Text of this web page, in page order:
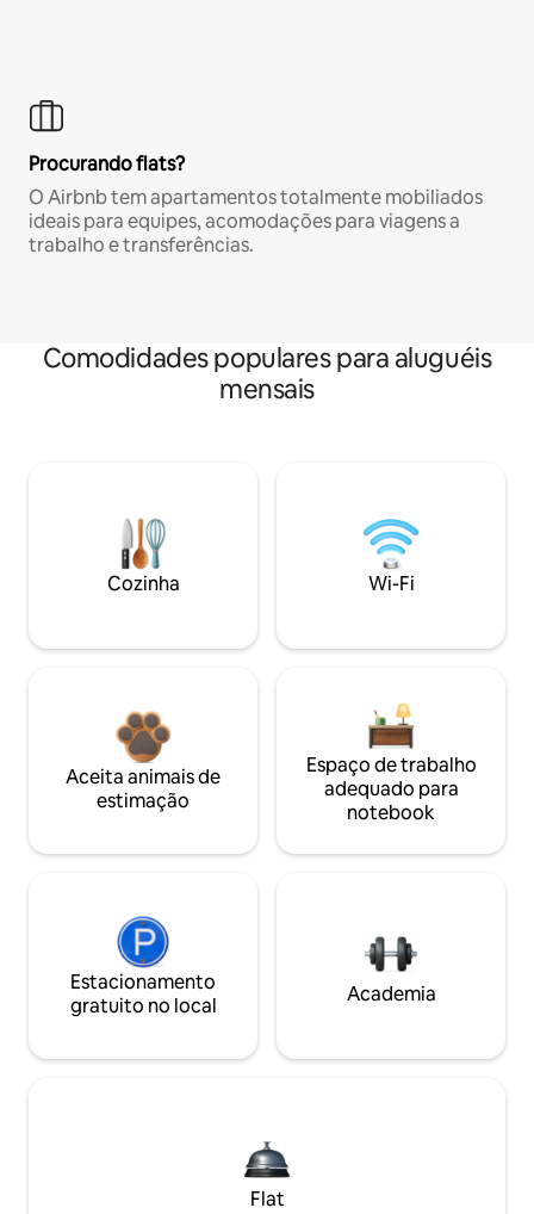
Procurando flats?
O Airbnb tem apartamentos totalmente mobiliados
ideais para equipes, acomodações para viagens a
trabalho e transferências.
Comodidades populares para aluguéis
mensais
Cozinha Wi-Fi
Aceita animais de
estimação
Espaço de trabalho
adequado para
notebook
Estacionamento
gratuito no local
Academia
Flat